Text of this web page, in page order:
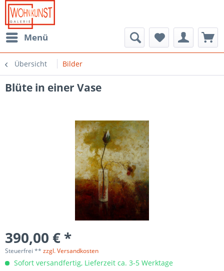
Menü
Übersicht Bilder
Blüte in einer Vase
390,00 € *
Steuerfrei ** zzgl. Versandkosten
Sofort versandfertig, Lieferzeit ca. 3-5 Werktage